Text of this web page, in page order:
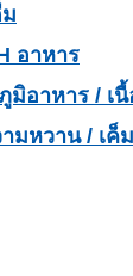
อาหาร
มิอาหาร / เ
มหวาน / เค็ม